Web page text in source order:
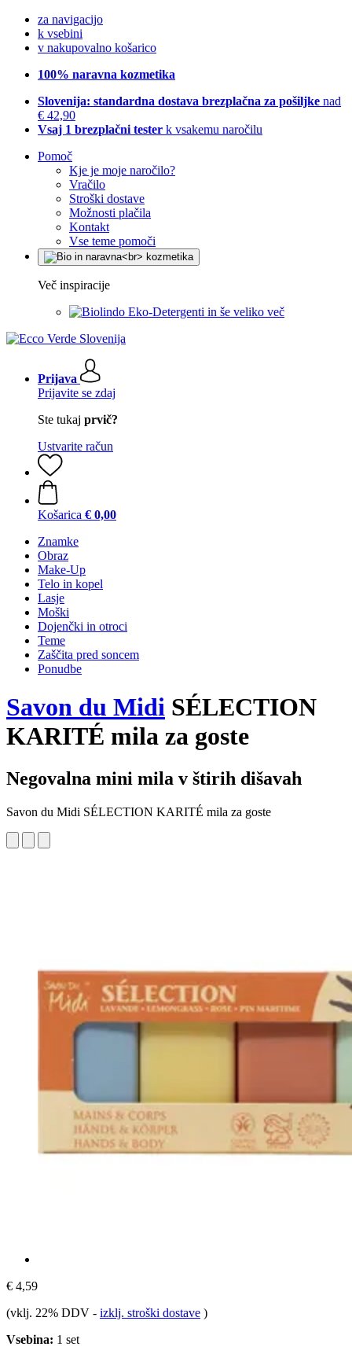
za navigacijo
k vsebini
v nakupovalno košarico
100% naravna kozmetika
Slovenija: standardna dostava brezplačna za pošiljke nad
€ 42,90
Vsaj 1 brezplačni tester k vsakemu naročilu
Pomoč
Kje je moje naročilo?
Vračilo
Stroški dostave
Možnosti plačila
Kontakt
Vse teme pomoči
Več inspiracije
Eko-Detergenti in še veliko več
Prijava
Prijavite se zdaj
Ste tukaj prvič?
Ustvarite račun
Košarica € 0,00
Znamke
Obraz
Make-Up
Telo in kopel
Lasje
Moški
Dojenčki in otroci
Teme
Zaščita pred soncem
Ponudbe
Savon du Midi SÉLECTION
KARITÉ mila za goste
Negovalna mini mila v štirih dišavah
Savon du Midi SÉLECTION KARITÉ mila za goste
€ 4,59
(vklj. 22% DDV - izklj. stroški dostave )
Vsebina: 1 set